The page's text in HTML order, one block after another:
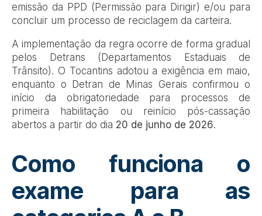
emissão da PPD (Permissão para Dirigir) e/ou para
concluir um processo de reciclagem da carteira.
A implementação da regra ocorre de forma gradual
pelos Detrans (Departamentos Estaduais de
Trânsito). O Tocantins adotou a exigência em maio,
enquanto o Detran de Minas Gerais confirmou o
início da obrigatoriedade para processos de
primeira habilitação ou reinício pós-cassação
abertos a partir do dia 20 de junho de 2026.
Como funciona o
exame para as